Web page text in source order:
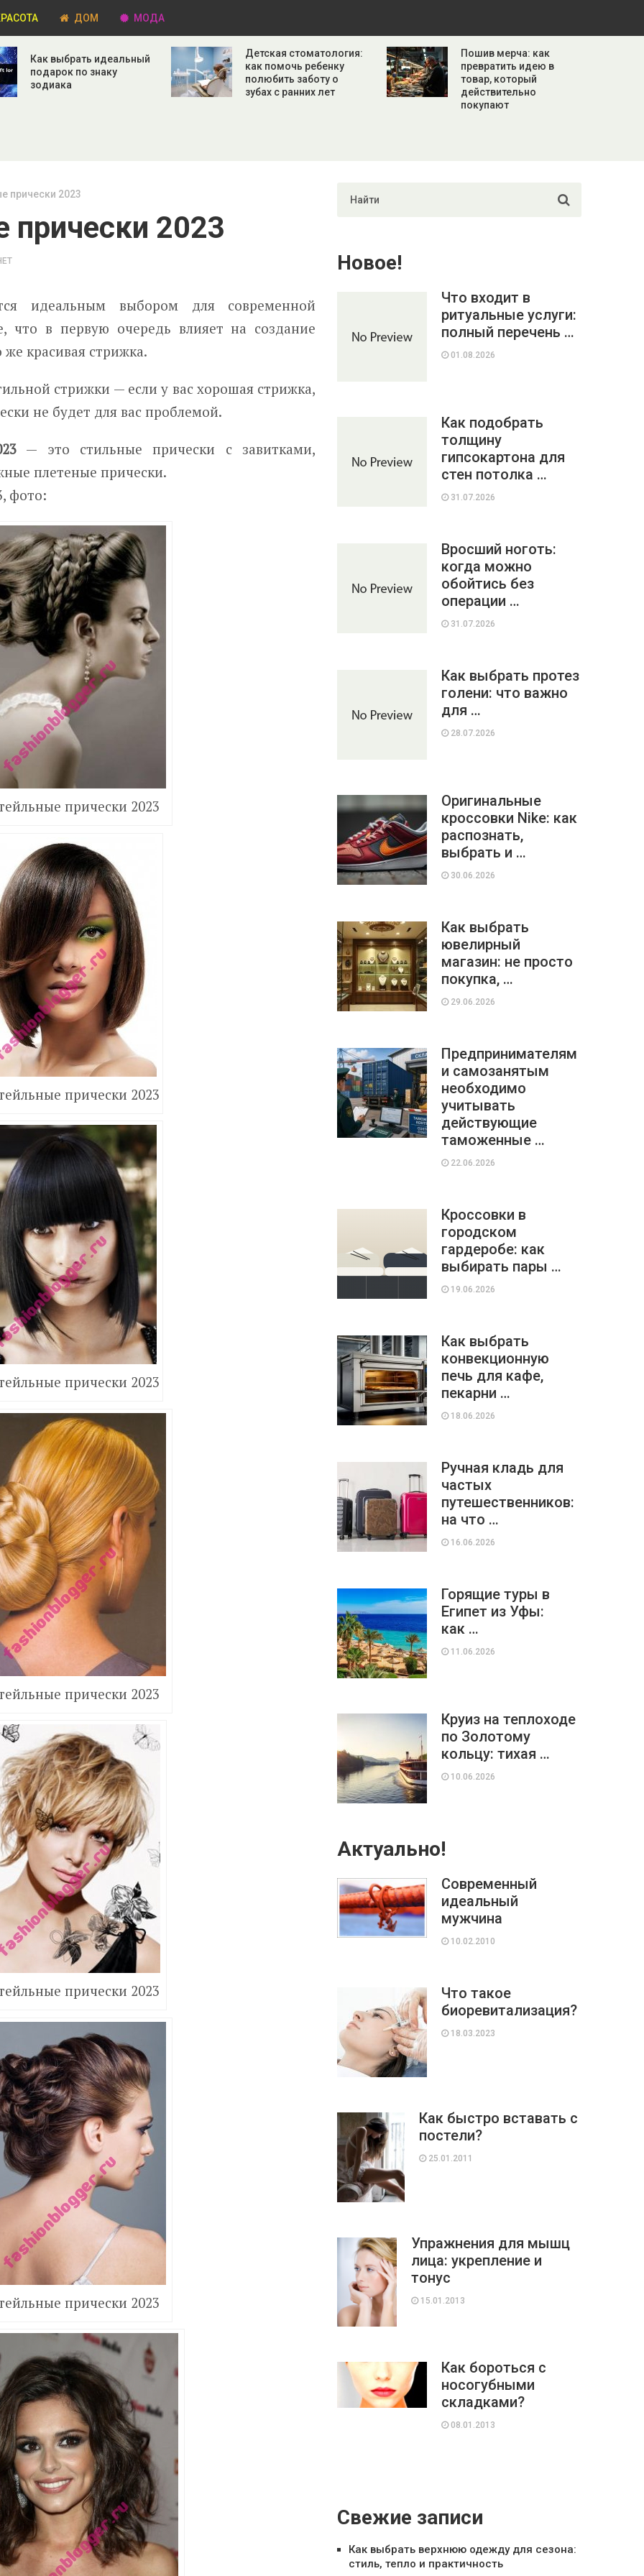
ДОМ МОДА
Как выбрать идеальный
подарок по знаку
зодиака
Детская стоматология:
как помочь ребенку
полюбить заботу о
зубах с ранних лет
Пошив мерча: как
превратить идею в
товар, который
действительно
покупают
прически 2023
прически 2023
идеальным выбором для современной
в первую очередь влияет на создание
красивая стрижка.
стрижки — если у вас хорошая стрижка,
не будет для вас проблемой.
— это стильные прически с завитками,
плетеные прически.
фото:
прически 2023
прически 2023
прически 2023
прически 2023
прически 2023
прически 2023
Новое!
Что входит в
ритуальные услуги:
полный перечень …
01.08.2026
Как подобрать
толщину
гипсокартона для
стен потолка …
31.07.2026
Вросший ноготь:
когда можно
обойтись без
операции …
31.07.2026
Как выбрать протез
голени: что важно
для …
28.07.2026
Оригинальные
кроссовки Nike: как
распознать,
выбрать и …
30.06.2026
Как выбрать
ювелирный
магазин: не просто
покупка, …
29.06.2026
Предпринимателям
и самозанятым
необходимо
учитывать
действующие
таможенные …
22.06.2026
Кроссовки в
городском
гардеробе: как
выбирать пары …
19.06.2026
Как выбрать
конвекционную
печь для кафе,
пекарни …
18.06.2026
Ручная кладь для
частых
путешественников:
на что …
16.06.2026
Горящие туры в
Египет из Уфы:
как …
11.06.2026
Круиз на теплоходе
по Золотому
кольцу: тихая …
10.06.2026
Актуально!
Современный
идеальный
мужчина
10.02.2010
Что такое
биоревитализация?
18.03.2023
Как быстро вставать с
постели?
25.01.2011
Упражнения для мышц
лица: укрепление и
тонус
15.01.2013
Как бороться с
носогубными
складками?
08.01.2013
Свежие записи
Как выбрать верхнюю одежду для сезона:
стиль, тепло и практичность